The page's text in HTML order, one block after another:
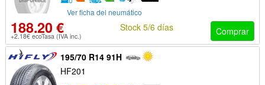
Ver ficha del neumático
188.20 €
+2.18€ ecoTasa (IVA inc.) Comprar
Stock 5/6 días
195/70 R14 91H
HF201